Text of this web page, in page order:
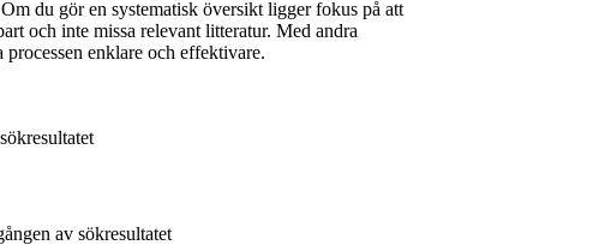
du gör en systematisk översikt ligger fokus på att
och inte missa relevant litteratur. Med andra
enklare och effektivare.
av sökresultatet